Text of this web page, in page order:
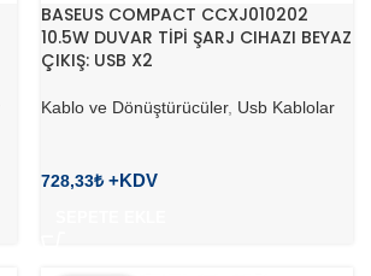
BASEUS COMPACT CCXJ010202
10.5W DUVAR TİPİ ŞARJ CIHAZI BEYAZ
ÇIKIŞ: USB X2
Kablo ve Dönüştürücüler, Usb Kablolar
728,33₺